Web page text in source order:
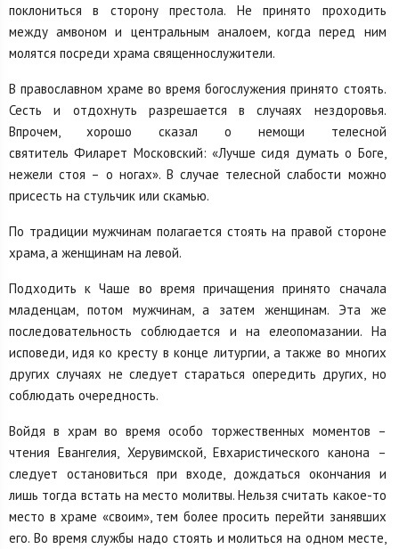
поклониться в сторону престола. Не принято проходить
между амвоном и центральным аналоем, когда перед ним
молятся посреди храма священнослужители.
В православном храме во время богослужения принято стоять.
Сесть и отдохнуть разрешается в случаях нездоровья.
Впрочем, хорошо сказал о немощи телесной
святитель Филарет Московский: «Лучше сидя думать о Боге,
нежели стоя – о ногах». В случае телесной слабости можно
присесть на стульчик или скамью.
По традиции мужчинам полагается стоять на правой стороне
храма, а женщинам на левой.
Подходить к Чаше во время причащения принято сначала
младенцам, потом мужчинам, а затем женщинам. Эта же
последовательность соблюдается и на елеопомазании. На
исповеди, идя ко кресту в конце литургии, а также во многих
других случаях не следует стараться опередить других, но
соблюдать очередность.
Войдя в храм во время особо торжественных моментов –
чтения Евангелия, Херувимской, Евхаристического канона –
следует остановиться при входе, дождаться окончания и
лишь тогда встать на место молитвы. Нельзя считать какое-то
место в храме «своим», тем более просить перейти занявших
его. Во время службы надо стоять и молиться на одном месте,